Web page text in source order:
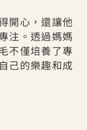
開心，還讓他
注。透過媽媽
不僅培養了專
己的樂趣和成